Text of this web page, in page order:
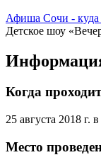
Афиша Сочи - куда
Детское шоу
Когда проходит
25 августа 2018 г.
Место